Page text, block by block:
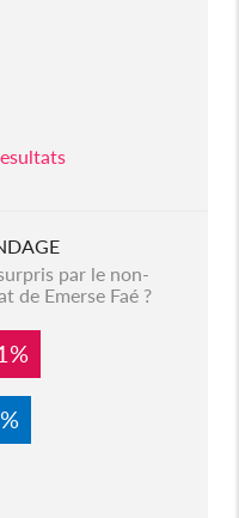
par le non-
de Emerse Faé ?